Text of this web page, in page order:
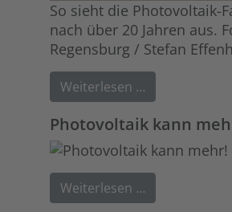
So sieht die Photovoltaik-
nach über 20 Jahren aus.
Regensburg / Stefan
Weiterlesen …
Photovoltaik kann
Weiterlesen …